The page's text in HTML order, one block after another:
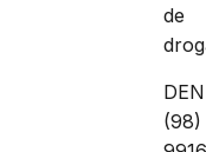
de
(98)